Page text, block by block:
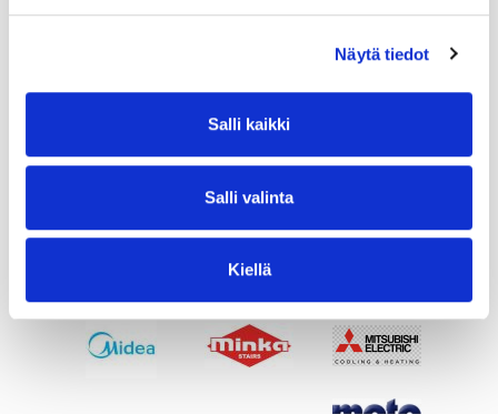
Näytä tiedot
Salli kaikki
Salli valinta
Kiellä